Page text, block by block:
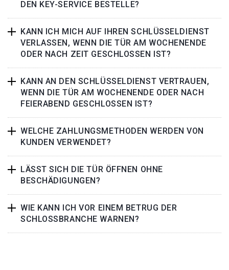
DEN KEY-SERVICE BESTELLE?
KANN ICH MICH AUF IHREN SCHLÜSSELDIENST
VERLASSEN, WENN DIE TÜR AM WOCHENENDE
ODER NACH ZEIT GESCHLOSSEN IST?
KANN AN DEN SCHLÜSSELDIENST VERTRAUEN,
WENN DIE TÜR AM WOCHENENDE ODER NACH
FEIERABEND GESCHLOSSEN IST?
WELCHE ZAHLUNGSMETHODEN WERDEN VON
KUNDEN VERWENDET?
LÄSST SICH DIE TÜR ÖFFNEN OHNE
BESCHÄDIGUNGEN?
WIE KANN ICH VOR EINEM BETRUG DER
SCHLOSSBRANCHE WARNEN?